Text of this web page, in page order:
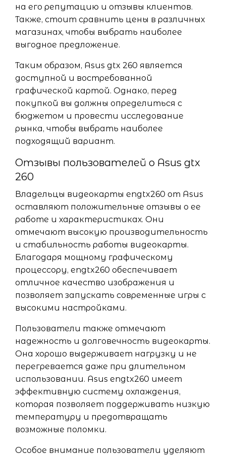
на его репутацию и отзывы клиентов.
Также, стоит сравнить цены в различных
магазинах, чтобы выбрать наиболее
выгодное предложение.
Таким образом, Asus gtx 260 является
доступной и востребованной
графической картой. Однако, перед
покупкой вы должны определиться с
бюджетом и провести исследование
рынка, чтобы выбрать наиболее
подходящий вариант.
Отзывы пользователей о Asus gtx
260
Владельцы видеокарты engtx260 от Asus
оставляют положительные отзывы о ее
работе и характеристиках. Они
отмечают высокую производительность
и стабильность работы видеокарты.
Благодаря мощному графическому
процессору, engtx260 обеспечивает
отличное качество изображения и
позволяет запускать современные игры с
высокими настройками.
Пользователи также отмечают
надежность и долговечность видеокарты.
Она хорошо выдерживает нагрузку и не
перегревается даже при длительном
использовании. Asus engtx260 имеет
эффективную систему охлаждения,
которая позволяет поддерживать низкую
температуру и предотвращать
возможные поломки.
Особое внимание пользователи уделяют